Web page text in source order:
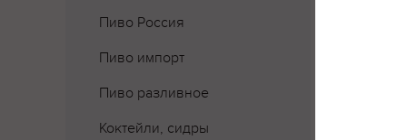
Пиво Россия
Пиво импорт
Пиво разливное
Коктейли, сидры